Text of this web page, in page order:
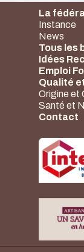
La
Instance
News
Tous les
Idées
Emploi
Qualité
Origine et
Santé et
Contact